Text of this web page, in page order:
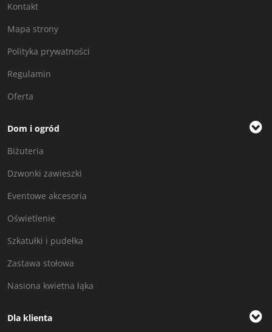
Kontakt
Mapa strony
Polityka prywatności
Regulamin
Oferta
Dom i ogród
Biżuteria
Dzwonki zawieszki
Eventowe akcesoria
Oświetlenie
Szkatułki i pudełka
Zastawa stołowa
Nasiona kwietna łąka
Dla klienta